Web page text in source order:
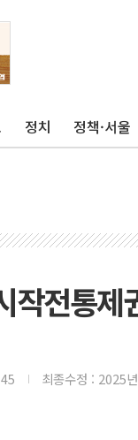
정치 정책·서울
전통제
최종수정 : 2025